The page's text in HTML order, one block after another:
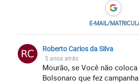
E-MAIL/
Roberto Carlos da Silva
5 anos atrás
Mourão, se Você não
Bolsonaro que fez